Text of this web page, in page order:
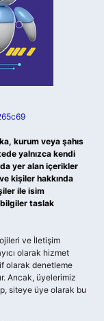
kurum veya şahıs
yalnızca kendi
yer alan içerikler
kişiler hakkında
ile isim
taslak
ve İletişim
olarak hizmet
olarak denetleme
Ancak, üyelerimiz
siteye üye olarak bu